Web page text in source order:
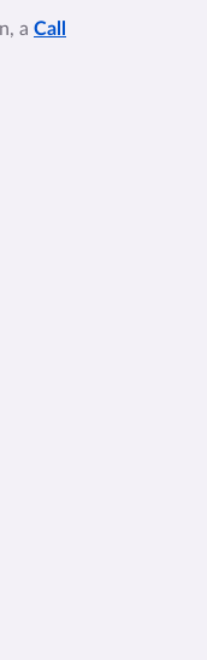
a Call